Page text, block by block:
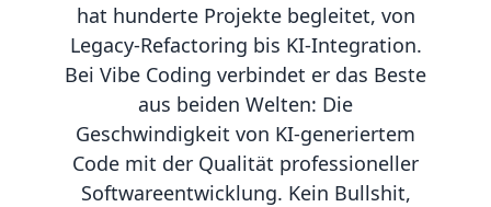
hat hunderte Projekte begleitet, von
Legacy-Refactoring bis KI-Integration.
Bei Vibe Coding verbindet er das Beste
aus beiden Welten: Die
Geschwindigkeit von KI-generiertem
Code mit der Qualität professioneller
Softwareentwicklung. Kein Bullshit,